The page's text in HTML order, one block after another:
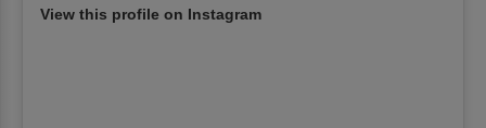
View this profile on Instagram